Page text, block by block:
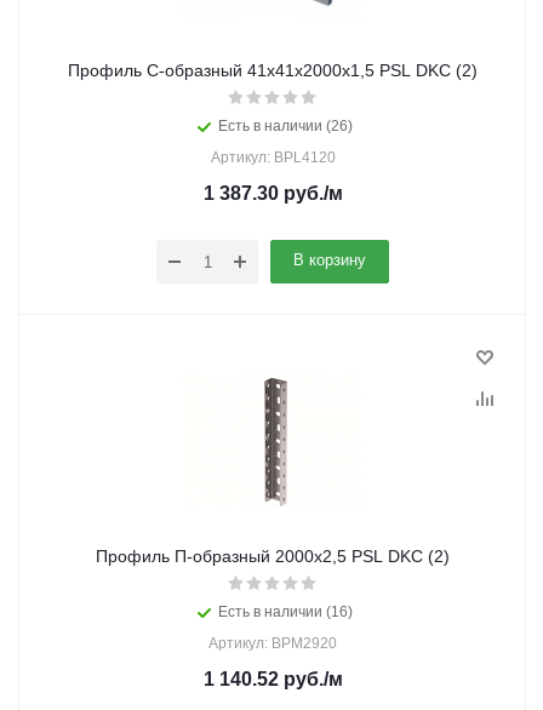
Профиль C-образный 41х41х2000х1,5 PSL DKC (2)
Есть в наличии (26)
Артикул: BPL4120
1 387.30руб./м
В корзину
Профиль П-образный 2000х2,5 PSL DKC (2)
Есть в наличии (16)
Артикул: BPM2920
1 140.52руб./м